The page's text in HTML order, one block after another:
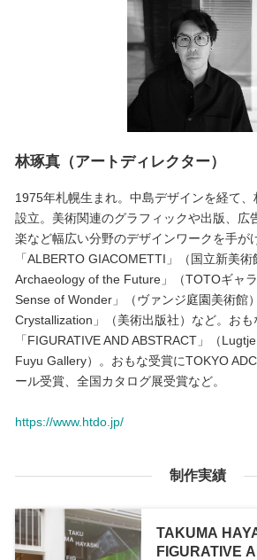
林琢真（アートディレクター）
1975年札幌生まれ。中島デザインを経て
設立。美術関連のグラフィックや出版、広
楽など幅広い分野のデザインワークを手が
「ALBERTO GIACOMETTI」（国立新美
Archaeology of the Future」（TOTOギャ
Sense of Wonder」（ヴァンジ庭園美術館
Crystallization」（美術出版社）など。おも
「FIGURATIVE AND ABSTRACT」（
Fuyu Gallery）。おもな受賞にTOKYO
ール受賞、全国カタログ展受賞など。
https://www.htdo.jp/
制作実績
TAKUMA
FIGURATIVE